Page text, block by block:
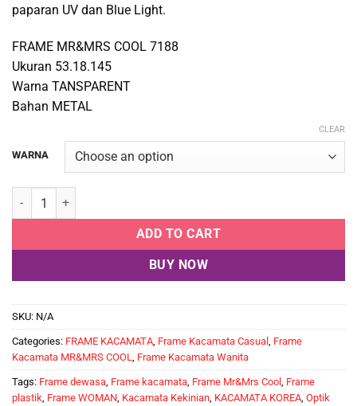
paparan UV dan Blue Light.
FRAME MR&MRS COOL 7188
Ukuran 53.18.145
Warna TANSPARENT
Bahan METAL
WARNA
CLEAR
MR&MRS COOL 7188 quantity
ADD TO CART
BUY NOW
SKU: N/A
Categories: FRAME KACAMATA Frame Kacamata Casual
Frame
Kacamata MR&MRS COOL
Frame Kacamata Wanita
Tags: Frame dewasa Frame kacamata Frame Mr&Mrs Cool
Frame
plastik Frame WOMAN Kacamata Kekinian KACAMATA KOREA Optik